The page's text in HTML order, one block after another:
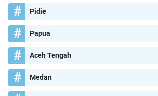
Pidie
Papua
Aceh Tengah
Medan